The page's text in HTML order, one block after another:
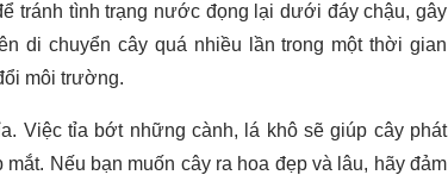
tránh tình trạng nước đọng lại dưới đáy chậu, gây
di chuyển cây quá nhiều lần trong một thời gian
môi trường.
Việc tỉa bớt những cành, lá khô sẽ giúp cây phát
Nếu bạn muốn cây ra hoa đẹp và lâu, hãy đảm